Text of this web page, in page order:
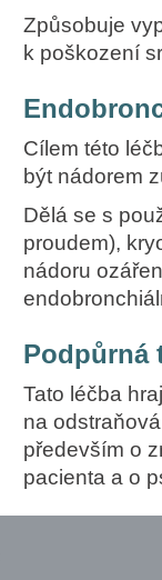
Způsobuje
k poškození
Cílem této
být nádorem
Dělá se s
proudem),
nádoru
Podpůrná
Tato léčba
na
především o
pacienta a o